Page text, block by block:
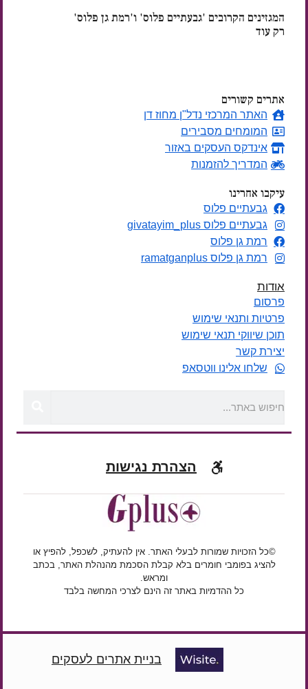
המגזינים הקרובים 'גבעתיים פלוס' ו'רמת גן פלוס'
רק עוד
אתרים קשורים
האתר המרכזי נדל"ן מחוז דן
המומחים מסבירים
אינדקס העסקים באזור
המדריך להזמנות
עיקבו אחרינו
גבעתיים פלוס
גבעתיים פלוס givatayim_plus
רמת גן פלוס
רמת גן פלוס ramatganplus
אודות
פרסום
פרטיות ותנאי שימוש
תוכן שיווקי תנאי שימוש
יצירת קשר
שלחו אלינו ווטסאפ
הצהרת נגישות
©כל הזכויות שמורות לבעלי האתר. אין להעתיק, לשכפל, להפיץ או
להציג בפומבי חומרים בלא קבלת הסכמת מהנהלת האתר, בכתב
ומראש.
כל ההדמיות באתר זה הינם לצרכי המחשה בלבד
בניית אתרים לעסקים